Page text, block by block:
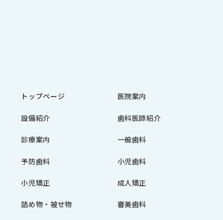
トップページ 医院案内
設備紹介 歯科医師紹介
診療案内 一般歯科
予防歯科 小児歯科
小児矯正 成人矯正
詰め物・被せ物 審美歯科